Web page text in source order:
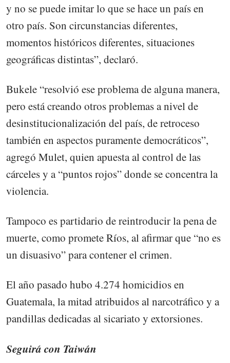
y no se puede imitar lo que se hace un país en
otro país. Son circunstancias diferentes,
momentos históricos diferentes, situaciones
geográficas distintas”, declaró.
Bukele “resolvió ese problema de alguna manera,
pero está creando otros problemas a nivel de
desinstitucionalización del país, de retroceso
también en aspectos puramente democráticos”,
agregó Mulet, quien apuesta al control de las
cárceles y a “puntos rojos” donde se concentra la
violencia.
Tampoco es partidario de reintroducir la pena de
muerte, como promete Ríos, al afirmar que “no es
un disuasivo” para contener el crimen.
El año pasado hubo 4.274 homicidios en
Guatemala, la mitad atribuidos al narcotráfico y a
pandillas dedicadas al sicariato y extorsiones.
Seguirá con Taiwán